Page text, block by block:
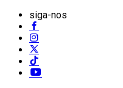
siga-nos